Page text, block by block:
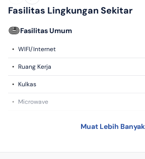
Fasilitas Lingkungan Sekitar
Fasilitas Umum
• WIFI/Internet
• Ruang Kerja
• Kulkas
• Microwave
• Kompor
Muat Lebih Banyak